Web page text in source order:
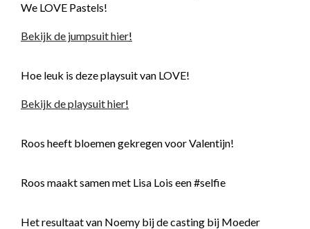
We LOVE Pastels!
Bekijk de jumpsuit hier!
Hoe leuk is deze playsuit van LOVE!
Bekijk de playsuit hier!
Roos heeft bloemen gekregen voor Valentijn!
Roos maakt samen met Lisa Lois een #selfie
Het resultaat van Noemy bij de casting bij Moeder